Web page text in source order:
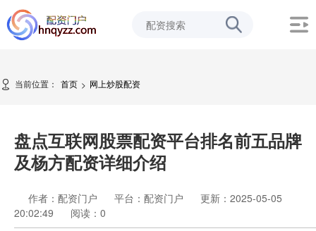
当前位置： 首页 > 网上炒股配资
盘点互联网股票配资平台排名前五品牌
及杨方配资详细介绍
作者：配资门户 平台：配资门户
更新：2025-05-05
20:02:49
阅读： 0